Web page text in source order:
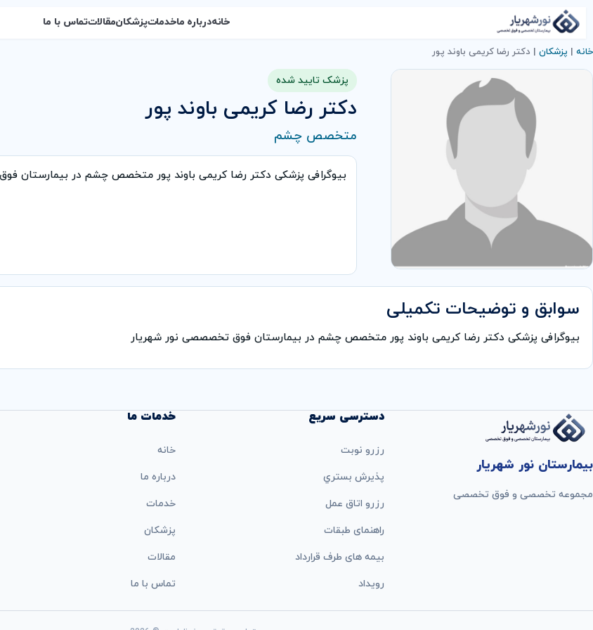
خانهدرباره ماخدماتپزشکانمقالاتتماس با ما
خانه | پزشکان | دکتر رضا کریمی باوند پور
پزشک تایید شده
دکتر رضا کریمی باوند پور
متخصص چشم
بیوگرافی پزشکی دکتر رضا کریمی باوند پور متخصص چشم در بیمارستان
سوابق و توضیحات تکمیلی
بیوگرافی پزشکی دکتر رضا کریمی باوند پور متخصص چشم در بیمارستان فوق تخصصصی نور شهریار
بیمارستان نور شهریار
مجموعه تخصصی و فوق تخصصی
دسترسی سریع
رزرو نوبت
پذيرش بستري
رزرو اتاق عمل
راهنمای طبقات
بيمه های طرف قرارداد
رویداد
خدمات ما
خانه
درباره ما
خدمات
پزشکان
مقالات
تماس با ما